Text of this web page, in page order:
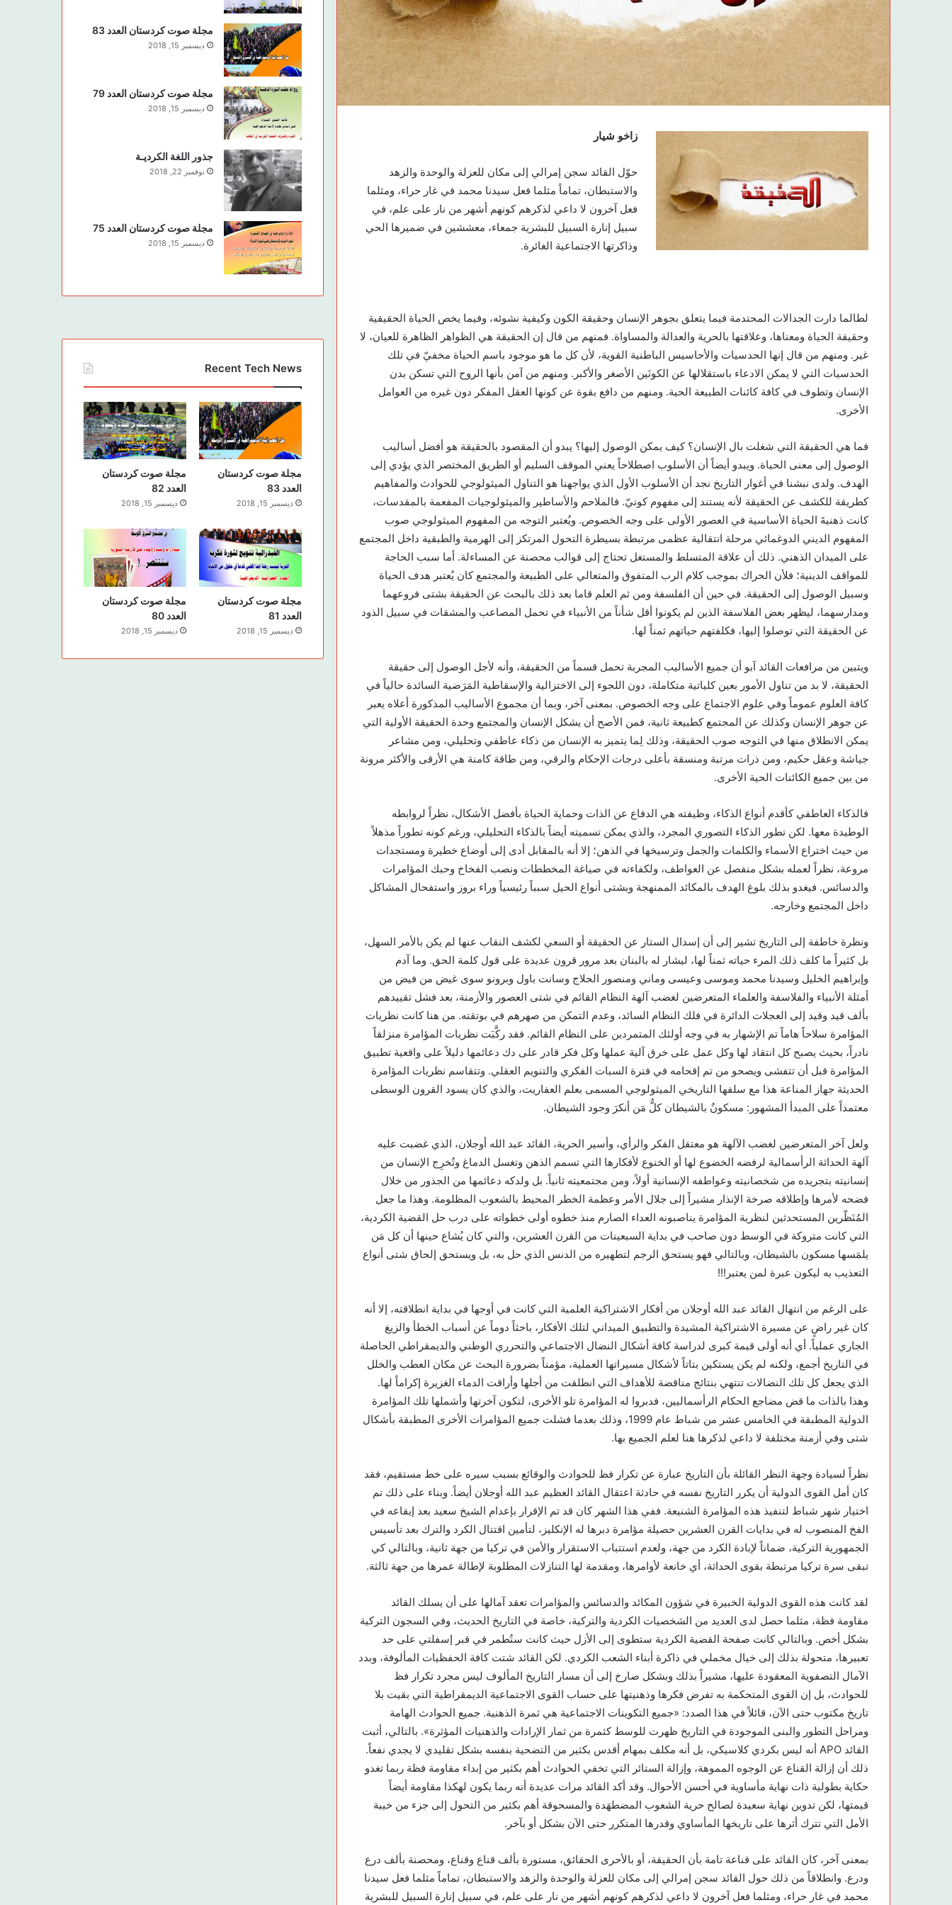
زاخو شيار
حوّل القائد سجن إمرالي إلى مكان للعزلة والوحدة والزهد
والاستبطان، تماماً مثلما فعل سيدنا محمد في غار حراء، ومثلما
فعل آخرون لا داعي لذكرهم كونهم أشهر من نار على علم، في
سبيل إنارة السبيل للبشرية جمعاء، معششين في ضميرها الحي
وذاكرتها الاجتماعية الغائرة.
لطالما دارت الجدالات المحتدمة فيما يتعلق بجوهر الإنسان وحقيقة الكون وكيفية نشوئه، وفيما يخص الحياة الحقيقية
وحقيقة الحياة ومعناها، وعلاقتها بالحرية والعدالة والمساواة. فمنهم من قال إن الحقيقة هي الظواهر الظاهرة للعيان، لا
غير. ومنهم من قال إنها الحدسيات والأحاسيس الباطنية القوية، لأن كل ما هو موجود باسم الحياة مخفيّ في تلك
الحدسيات التي لا يمكن الادعاء باستقلالها عن الكونَين الأصغر والأكبر. ومنهم من آمن بأنها الروح التي تسكن بدن
الإنسان وتطوف في كافة كائنات الطبيعة الحية. ومنهم من دافع بقوة عن كونها العقل المفكر دون غيره من العوامل
الأخرى.
فما هي الحقيقة التي شغلت بال الإنسان؟ كيف يمكن الوصول إليها؟ يبدو أن المقصود بالحقيقة هو أفضل أساليب
الوصول إلى معنى الحياة. ويبدو أيضاً أن الأسلوب اصطلاحاً يعني الموقف السليم أو الطريق المختصر الذي يؤدي إلى
الهدف. ولدى نبشنا في أغوار التاريخ نجد أن الأسلوب الأول الذي يواجهنا هو التناول الميثولوجي للحوادث والمفاهيم
كطريقة للكشف عن الحقيقة لأنه يستند إلى مفهوم كونيّ. فالملاحم والأساطير والميثولوجيات المفعمة بالمقدسات،
كانت ذهنيةَ الحياة الأساسية في العصور الأولى على وجه الخصوص. ويُعتبر التوجه من المفهوم الميثولوجي صوب
المفهوم الديني الدوغمائي مرحلة انتقالية عظمى مرتبطة بسيطرة التحول المرتكز إلى الهرمية والطبقية داخل المجتمع
على الميدان الذهني. ذلك أن علاقة المتسلط والمستغل تحتاج إلى قوالب محصنة عن المساءلة. أما سبب الحاجة
للمواقف الدينية؛ فلأن الحراك بموجب كلام الرب المتفوق والمتعالي على الطبيعة والمجتمع كان يُعتبر هدف الحياة
وسبيل الوصول إلى الحقيقة. في حين أن الفلسفة ومن ثم العلم قاما بعد ذلك بالبحث عن الحقيقة بشتى فروعهما
ومدارسهما، ليظهر بعض الفلاسفة الذين لم يكونوا أقل شأناً من الأنبياء في تحمل المصاعب والمشقات في سبيل الذود
عن الحقيقة التي توصلوا إليها، فكلفتهم حياتهم ثمناً لها.
ويتبين من مرافعات القائد آبو أن جميع الأساليب المجربة تحمل قسماً من الحقيقة، وأنه لأجل الوصول إلى حقيقة
الحقيقة، لا بد من تناول الأمور بعين كلياتية متكاملة، دون اللجوء إلى الاختزالية والإسقاطية المَرَضية السائدة حالياً في
كافة العلوم عموماً وفي علوم الاجتماع على وجه الخصوص. بمعنى آخر، وبما أن مجموع الأساليب المذكورة أعلاه يعبر
عن جوهر الإنسان وكذلك عن المجتمع كطبيعة ثانية، فمن الأصح أن يشكل الإنسان والمجتمع وحدة الحقيقة الأولية التي
يمكن الانطلاق منها في التوجه صوب الحقيقة، وذلك لِما يتميز به الإنسان من ذكاء عاطفي وتحليلي، ومن مشاعر
جياشة وعقل حكيم، ومن ذرات مرتبة ومنسقة بأعلى درجات الإحكام والرقي، ومن طاقة كامنة هي الأرقى والأكثر مرونة
من بين جميع الكائنات الحية الأخرى.
فالذكاء العاطفي كأقدم أنواع الذكاء، وظيفته هي الدفاع عن الذات وحماية الحياة بأفضل الأشكال، نظراً لروابطه
الوطيدة معها. لكن تطور الذكاء التصوري المجرد، والذي يمكن تسميته أيضاً بالذكاء التحليلي، ورغم كونه تطوراً مذهلاً
من حيث اختراع الأسماء والكلمات والجمل وترسيخها في الذهن؛ إلا أنه بالمقابل أدى إلى أوضاع خطيرة ومستجدات
مروعة، نظراً لعمله بشكل منفصل عن العواطف، ولكفاءته في صياغة المخططات ونصب الفخاخ وحبك المؤامرات
والدسائس. فيغدو بذلك بلوغ الهدف بالمكائد الممنهجة وبشتى أنواع الحيل سبباً رئيسياً وراء بروز واستفحال المشاكل
داخل المجتمع وخارجه.
ونظرة خاطفة إلى التاريخ تشير إلى أن إسدال الستار عن الحقيقة أو السعي لكشف النقاب عنها لم يكن بالأمر السهل،
بل كثيراً ما كلف ذلك المرء حياته ثمناً لها، ليشار له بالبنان بعد مرور قرون عديدة على قول كلمة الحق. وما آدم
وإبراهيم الخليل وسيدنا محمد وموسى وعيسى وماني ومنصور الحلاج وسانت باول وبرونو سوى غيض من فيض من
أمثلة الأنبياء والفلاسفة والعلماء المتعرضين لغضب آلهة النظام القائم في شتى العصور والأزمنة، بعد فشل تقييدهم
بألف قيد وقيد إلى العجلات الدائرة في فلك النظام السائد، وعدم التمكن من صهرهم في بوتقته. من هنا كانت نظريات
المؤامرة سلاحاً هاماً تم الإشهار به في وجه أولئك المتمردين على النظام القائم. فقد ركَّبَت نظريات المؤامرة منزلقاً
نادراً، بحيث يصبح كل انتقاد لها وكل عمل على خرق آلية عملها وكل فكر قادر على دك دعائمها دليلاً على واقعية تطبيق
المؤامرة قبل أن تتفشى ويصحو من تم إقحامه في فترة السبات الفكري والتنويم العقلي. وتتقاسم نظريات المؤامرة
الحديثة جهاز المناعة هذا مع سلفها التاريخي الميثولوجي المسمى بعلم العفاريت، والذي كان يسود القرون الوسطى
معتمداً على المبدأ المشهور: مسكونٌ بالشيطان كلُّ مَن أنكرَ وجود الشيطان.
ولعل آخر المتعرضين لغضب الآلهة هو معتقل الفكر والرأي، وأسير الحرية، القائد عبد الله أوجلان، الذي غضبت عليه
آلهة الحداثة الرأسمالية لرفضه الخضوع لها أو الخنوع لأفكارها التي تسمم الذهن وتغسل الدماغ وتُخرِج الإنسان من
إنسانيته بتجريده من شخصانيته وعواطفه الإنسانية أولاً، ومن مجتمعيته ثانياً. بل ولدكه دعائمها من الجذور من خلال
فضحه لأمرها وإطلاقه صرخة الإنذار مشيراً إلى جلال الأمر وعظمة الخطر المحيط بالشعوب المظلومة. وهذا ما جعل
المُنَظّرين المستحدثين لنظرية المؤامرة يناصبونه العداء الصارم منذ خطوه أولى خطواته على درب حل القضية الكردية،
التي كانت متروكة في الوسط دون صاحب في بداية السبعينات من القرن العشرين، والتي كان يُشاع حينها أن كل مَن
يلمَسها مسكون بالشيطان، وبالتالي فهو يستحق الرجم لتطهيره من الدنس الذي حل به، بل ويستحق إلحاق شتى أنواع
التعذيب به ليكون عبرة لمن يعتبر!!!
على الرغم من انتهال القائد عبد الله أوجلان من أفكار الاشتراكية العلمية التي كانت في أوجها في بداية انطلاقته، إلا أنه
كان غير راضٍ عن مسيرة الاشتراكية المشيدة والتطبيق الميداني لتلك الأفكار، باحثاً دوماً عن أسباب الخطأ والزيغ
الجاري عملياً. أي أنه أولى قيمة كبرى لدراسة كافة أشكال النضال الاجتماعي والتحرري الوطني والديمقراطي الحاصلة
في التاريخ أجمع، ولكنه لم يكن يستكين بتاتاً لأشكال مسيراتها العملية، مؤمناً بضرورة البحث عن مكان العطب والخلل
الذي يجعل كل تلك النضالات تنتهي بنتائج مناقضة للأهداف التي انطلقت من أجلها وأراقت الدماء الغزيرة إكراماً لها.
وهذا بالذات ما قض مضاجع الحكام الرأسماليين، فدبروا له المؤامرة تلو الأخرى، لتكون آخرتها وأشملها تلك المؤامرة
الدولية المطبقة في الخامس عشر من شباط عام 1999، وذلك بعدما فشلت جميع المؤامرات الأخرى المطبقة بأشكال
شتى وفي أزمنة مختلفة لا داعي لذكرها هنا لعلم الجميع بها.
نظراً لسيادة وجهة النظر القائلة بأن التاريخ عبارة عن تكرار فظ للحوادث والوقائع بسبب سيره على خط مستقيم، فقد
كان أمل القوى الدولية أن يكرر التاريخ نفسه في حادثة اعتقال القائد العظيم عبد الله أوجلان أيضاً. وبناء على ذلك تم
اختيار شهر شباط لتنفيذ هذه المؤامرة الشنيعة. ففي هذا الشهر كان قد تم الإقرار بإعدام الشيخ سعيد بعد إيقاعه في
الفخ المنصوب له في بدايات القرن العشرين حصيلة مؤامرة دبرها له الإنكليز، لتأمين اقتتال الكرد والترك بعد تأسيس
الجمهورية التركية، ضماناً لإبادة الكرد من جهة، ولعدم استتباب الاستقرار والأمن في تركيا من جهة ثانية، وبالتالي كي
تبقى سرة تركيا مرتبطة بقوى الحداثة، أي خانعة لأوامرها، ومقدمة لها التنازلات المطلوبة لإطالة عمرها من جهة ثالثة.
لقد كانت هذه القوى الدولية الخبيرة في شؤون المكائد والدسائس والمؤامرات تعقد آمالها على أن يسلك القائد
مقاومة فظة، مثلما حصل لدى العديد من الشخصيات الكردية والتركية، خاصة في التاريخ الحديث، وفي السجون التركية
بشكل أخص. وبالتالي كانت صفحة القضية الكردية ستطوى إلى الأزل حيث كانت ستُطمر في قبر إسفلتي على حد
تعبيرها، متحولة بذلك إلى خيال مخملي في ذاكرة أبناء الشعب الكردي. لكن القائد شتت كافة الحفظيات المألوفة، وبدد
الآمال التصفوية المعقودة عليها، مشيراً بذلك وبشكل صارخ إلى أن مسار التاريخ المألوف ليس مجرد تكرار فظ
للحوادث، بل إن القوى المتحكمة به تفرض فكرها وذهنيتها على حساب القوى الاجتماعية الديمقراطية التي بقيت بلا
تاريخ مكتوب حتى الآن، قائلاً في هذا الصدد: «جميع التكوينات الاجتماعية هي ثمرة الذهنية. جميع الحوادث الهامة
ومراحل التطور والبنى الموجودة في التاريخ ظهرت للوسط كثمرة من ثمار الإرادات والذهنيات المؤثرة». بالتالي، أثبت
القائد APO أنه ليس بكردي كلاسيكي، بل أنه مكلف بمهام أقدس بكثير من التضحية بنفسه بشكل تقليدي لا يجدي نفعاً.
ذلك أن إزالة القناع عن الوجوه المموهة، وإزالة الستائر التي تخفي الحوادث أهم بكثير من إبداء مقاومة فظة ربما تغدو
حكاية بطولية ذات نهاية مأساوية في أحسن الأحوال. وقد أكد القائد مرات عديدة أنه ربما يكون لهكذا مقاومة أيضاً
قيمتها، لكن تدوين نهاية سعيدة لصالح حرية الشعوب المضطهَدة والمسحوقة أهم بكثير من التحول إلى جزء من خيبة
الأمل التي تترك أثرها على تاريخها المأساوي وقدرها المتكرر حتى الآن بشكل أو بآخر.
بمعنى آخر، كان القائد على قناعة تامة بأن الحقيقة، أو بالأحرى الحقائق، مستورة بألف قناع وقناع، ومحصنة بألف درع
ودرع. وانطلاقاً من ذلك حول القائد سجن إمرالي إلى مكان للعزلة والوحدة والزهد والاستبطان، تماماً مثلما فعل سيدنا
محمد في غار حراء، ومثلما فعل آخرون لا داعي لذكرهم كونهم أشهر من نار على علم، في سبيل إنارة السبيل للبشرية
مجلة صوت كردستان العدد 83
ديسمبر 15, 2018
مجلة صوت كردستان العدد 79
ديسمبر 15, 2018
جذور اللغة الكرديـة
نوفمبر 22, 2018
مجلة صوت كردستان العدد 75
ديسمبر 15, 2018
Recent Tech News
مجلة صوت كردستان
العدد 83
ديسمبر 15, 2018
مجلة صوت كردستان
العدد 82
ديسمبر 15, 2018
مجلة صوت كردستان
العدد 81
ديسمبر 15, 2018
مجلة صوت كردستان
العدد 80
ديسمبر 15, 2018